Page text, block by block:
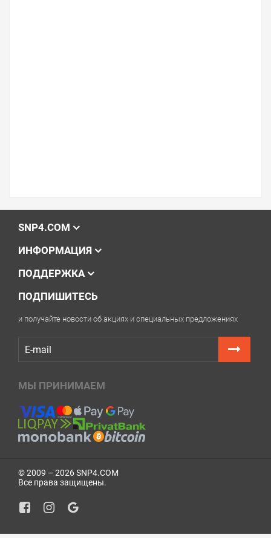
SNP4.COM
ИНФОРМАЦИЯ
ПОДДЕРЖКА
ПОДПИШИТЕСЬ
и получайте новости об акциях и специальных предложениях
МЫ ПРИНИМАЕМ
© 2009 – 2026 SNP4.COM
Все права защищены.